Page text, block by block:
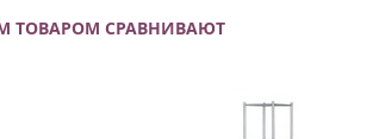
ТОВАРОМ СРАВНИВАЮТ